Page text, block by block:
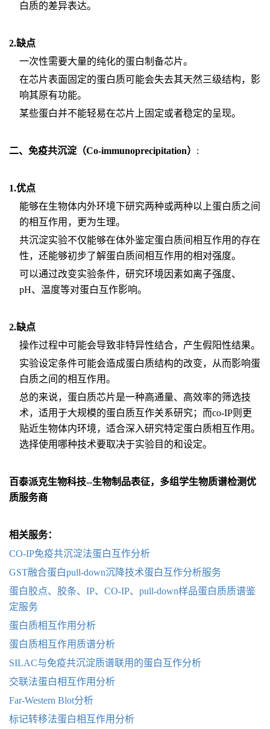
白质的差异表达。
2.缺点
一次性需要大量的纯化的蛋白制备芯片。
在芯片表面固定的蛋白质可能会失去其天然三级结构，影
响其原有功能。
某些蛋白并不能轻易在芯片上固定或者稳定的呈现。
二、免疫共沉淀（Co-immunoprecipitation） :
1.优点
能够在生物体内外环境下研究两种或两种以上蛋白质之间
的相互作用，更为生理。
共沉淀实验不仅能够在体外鉴定蛋白质间相互作用的存在
性，还能够初步了解蛋白质间相互作用的相对强度。
可以通过改变实验条件，研究环境因素如离子强度、
pH、温度等对蛋白互作影响。
2.缺点
操作过程中可能会导致非特异性结合，产生假阳性结果。
实验设定条件可能会造成蛋白质结构的改变，从而影响蛋
白质之间的相互作用。
总的来说，蛋白质芯片是一种高通量、高效率的筛选技
术，适用于大规模的蛋白质互作关系研究；而co-IP则更
贴近生物体内环境，适合深入研究特定蛋白质相互作用。
选择使用哪种技术要取决于实验目的和设定。
百泰派克生物科技--生物制品表征，多组学生物质谱检测优
质服务商
相关服务：
CO-IP免疫共沉淀法蛋白互作分析
GST融合蛋白pull-down沉降技术蛋白互作分析服务
蛋白胶点、胶条、IP、CO-IP、pull-down样品蛋白质质谱鉴
定服务
蛋白质相互作用分析
蛋白质相互作用质谱分析
SILAC与免疫共沉淀质谱联用的蛋白互作分析
交联法蛋白相互作用分析
Far-Western Blot分析
标记转移法蛋白相互作用分析